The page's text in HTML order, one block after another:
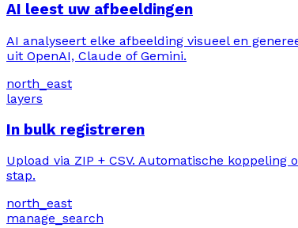
AI leest uw afbeeldingen
AI analyseert elke afbeelding visueel en
uit OpenAI, Claude of Gemini.
north_east
layers
In bulk registreren
Upload via ZIP + CSV. Automatische
stap.
north_east
manage_search